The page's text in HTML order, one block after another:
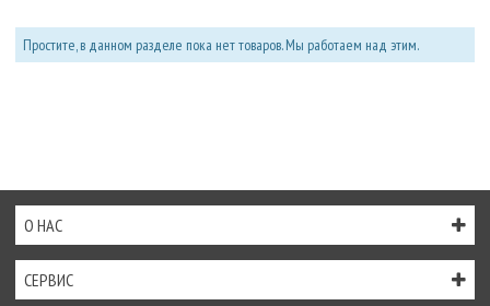
Простите, в данном разделе пока нет товаров. Мы работаем над этим.
О НАС
СЕРВИС